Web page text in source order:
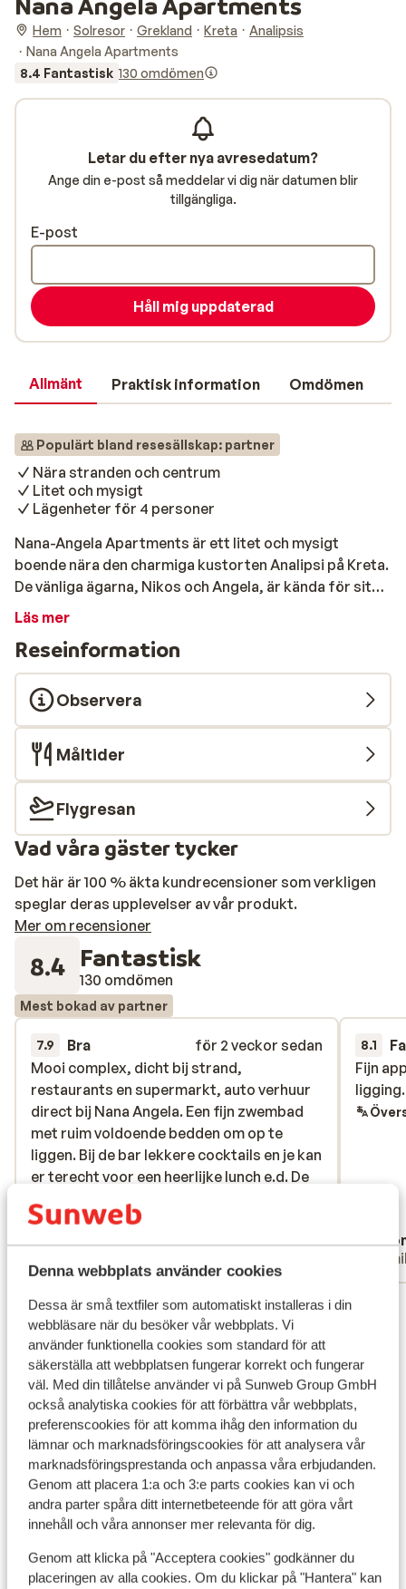
Denna webbplats använder cookies
Dessa är små textfiler som automatiskt installeras i din
webbläsare när du besöker vår webbplats. Vi
använder funktionella cookies som standard för att
säkerställa att webbplatsen fungerar korrekt och fungerar
väl. Med din tillåtelse använder vi på Sunweb Group GmbH
också analytiska cookies för att förbättra vår webbplats,
preferenscookies för att komma ihåg den information du
lämnar och marknadsföringscookies för att analysera vår
marknadsföringsprestanda och anpassa våra erbjudanden.
Genom att placera 1:a och 3:e parts cookies kan vi och
andra parter spåra ditt internetbeteende för att göra vårt
innehåll och våra annonser mer relevanta för dig.
Genom att klicka på "Acceptera cookies" godkänner du
placeringen av alla cookies. Om du klickar på "Hantera" kan
Hem Solresor Grekland Kreta
Analipsis
Nana Angela Apartments
8.4 Fantastisk 130 omdömen
Allmänt Praktisk information Omdömen
Populärt bland resesällskap: partner
Nära stranden och centrum
Litet och mysigt
Lägenheter för 4 personer
Nana-Angela Apartments är ett litet och mysigt
boende nära den charmiga kustorten Analipsi på Kreta.
De vänliga ägarna, Nikos och Angela, är kända för sitt
varma och personliga bemötande. De pratar gärna med
Läget är utmärkt – inom gångavstånd finns både sand-
och stenstrand samt tavernor, butiker och en
stormarknad. Du bor i en studio eller en
tvårumslägenhet med ljus inredning, balkong eller
terrass och ett praktiskt pentry. Här finns allt du
behöver för en avkopplande vistelse med en genuint
hemtrevlig känsla. Lägenheterna är placerade runt
trädgården och poolområdet, vilket direkt sätter dig i
rätt semesterstämning. Poolområdet är utrustat med
solstolar och parasoller, och intill ligger Nikos och
koppla av i solen med en svalkande drink nära till hands.
På kvällen kan du promenera till Analipsis centrum, där
ett stort utbud av charmiga restauranger väntar.
Alternativt stannar du kvar på Nana-Angela – även
barens meny är väl värd att utforska. Analipsis ligger
bara en kort bit från Hersonissos och andra pittoreska
platser längs Kretas norra kust. Allt finns inom räckhåll
för en lugn, bekväm och varierad solsemester.
Läs mer
Reseinformation
Observera
Måltider
Flygresan
Vad våra gäster tycker
Det här är 100 % äkta kundrecensioner som verkligen
speglar deras upplevelser av vår produkt.
Mer om recensioner
8.4 Fantastisk
130 omdömen
Mest bokad av partner
7.9 Bra
för 2 veckor sedan
Mooi complex, dicht bij strand,
restaurants en supermarkt, auto verhuur
direct bij Nana Angela. Een fijn zwembad
met ruim voldoende bedden om op te
liggen. Bij de bar lekkere cocktails en je kan
er terecht voor een heerlijke lunch e.d. De
schoonmaak in het appartement was wat
minder, onder het bed lag nog allemaal
zooi en viezigheid van vorige gasten. Wel
vaak nieuwe schone handdoeken en
schoon beddengoed gekregen. Een
theedoek en badkamer mat ontbraken. Het
personeel was erg vriendelijk. Op de
schoonmaak na een top vakantie gehad.
Mooi complex, dicht bij strand,
restaurants en supermarkt, auto verhuur
direct bij Nana Angela. Een fijn zwembad
met ruim voldoende bedden om op te
liggen. Bij de bar lekkere cocktails en je kan
er terecht voor een heerlijke lunch e.d. De
schoonmaak in he...
Översätt till svenska
Anonym
8.1
Fijn
ligging.
Fijn
ligging.
Visa alla 130 omdömen
Letar du efter nya avresedatum?
Ange din e-post så meddelar vi dig när datumen blir
tillgängliga.
E-post
Håll mig uppdaterad
Andra boenden i Kreta
Apartments Elounda Colour
Alkionides Seaside Aparthotel
Harmony Boutique Resort Hotel
Bio Beach Boutique Hotel - endast vuxna